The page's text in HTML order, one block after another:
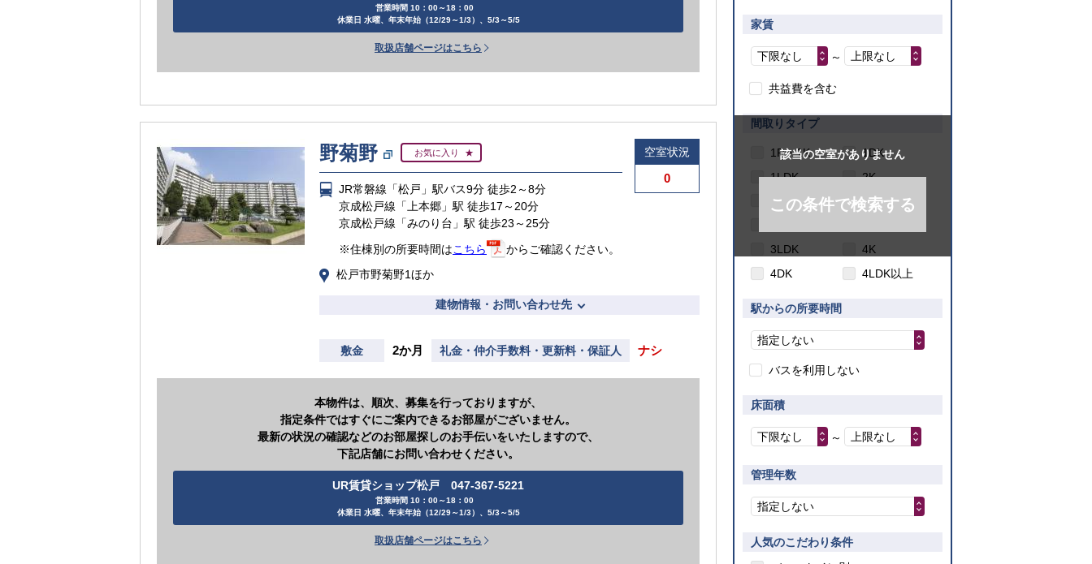
営業時間 10：00～18：00
休業日 水曜、年末年始（12/29～1/3）、5/3～5/5
取扱店舗ページはこちら
野菊野 お気に入り
JR常磐線「松戸」駅バス9分 徒歩2～8分
京成松戸線「上本郷」駅 徒歩17～20分
京成松戸線「みのり台」駅 徒歩23～25分
※住棟別の所要時間はこちら
からご確認ください。
松戸市野菊野1ほか
空室状況
0
建物情報・お問い合わせ先
敷金 2か月 礼金・仲介手数料・更新料・保証人 ナシ
本物件は、順次、募集を行っておりますが、
指定条件ではすぐにご案内できるお部屋がございません。
最新の状況の確認などのお部屋探しのお手伝いをいたしますので、
下記店舗にお問い合わせください。
UR賃貸ショップ松戸 047-367-5221
営業時間 10：00～18：00
休業日 水曜、年末年始（12/29～1/3）、5/3～5/5
取扱店舗ページはこちら
家賃
下限なし ～ 上限なし
共益費を含む
間取りタイプ
1R・1K
1DK
1LDK
2K
2DK
2LDK
3LDK
4K
4DK
4LDK以上
駅からの所要時間
指定しない
バスを利用しない
床面積
下限なし ～ 上限なし
管理年数
指定しない
人気のこだわり条件
該当の空室がありません
この条件で検索する